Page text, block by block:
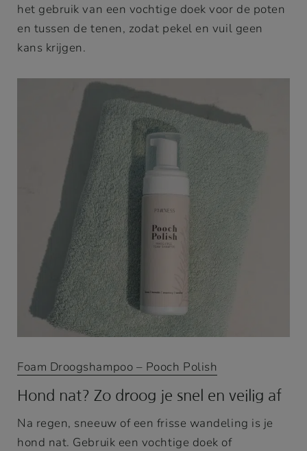
het gebruik van een vochtige doek voor de poten
en tussen de tenen, zodat pekel en vuil geen
kans krijgen.
Foam Droogshampoo – Pooch Polish
Hond nat? Zo droog je snel en veilig af
Na regen, sneeuw of een frisse wandeling is je
hond nat. Gebruik een vochtige doek of